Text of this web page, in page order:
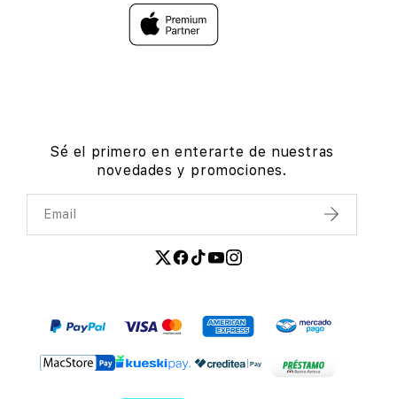
Sé el primero en enterarte de nuestras
novedades y promociones.
Email